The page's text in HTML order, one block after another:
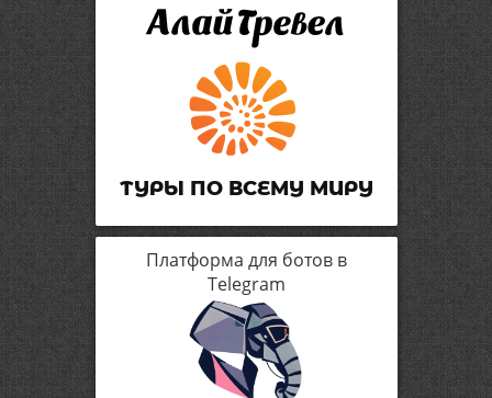
ТУРЫ ПО ВСЕМУ МИРУ
Платформа для ботов в
Telegram